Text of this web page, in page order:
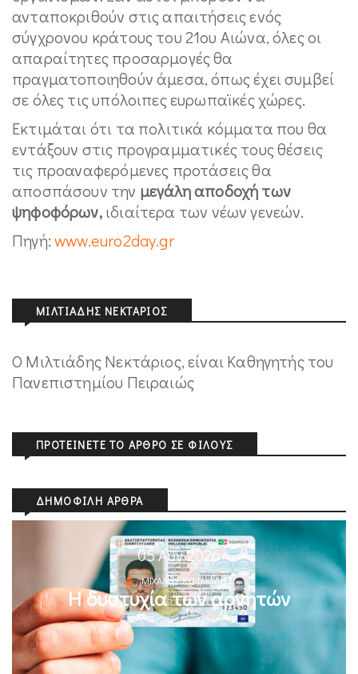
ανταποκριθούν στις απαιτήσεις ενός
σύγχρονου κράτους του 21ου Αιώνα, όλες οι
απαραίτητες προσαρμογές θα
πραγματοποιηθούν άμεσα, όπως έχει συμβεί
σε όλες τις υπόλοιπες ευρωπαϊκές χώρες.
Εκτιμάται ότι τα πολιτικά κόμματα που θα
εντάξουν στις προγραμματικές τους θέσεις
τις προαναφερόμενες προτάσεις θα
αποσπάσουν την μεγάλη αποδοχή των
ψηφοφόρων,ιδιαίτερα των νέων γενεών.
Πηγή:www.euro2day.gr
ΜΙΛΤΙΆΔΗΣ ΝΕΚΤΆΡΙΟΣ
Ο Μιλτιάδης Νεκτάριος, είναι Καθηγητής του
Πανεπιστημίου Πειραιώς
ΠΡΟΤΕΊΝΕΤΕ ΤΟ ΆΡΘΡΟ ΣΕ ΦΊΛΟΥΣ
ΔΗΜΟΦΙΛΉ ΆΡΘΡΑ
05 Αυγ 2026
ΜΙΧΆΛΗΣ ΚΥΡΙΑΚΊΔΗΣ
Η δυστυχία των αρνητών